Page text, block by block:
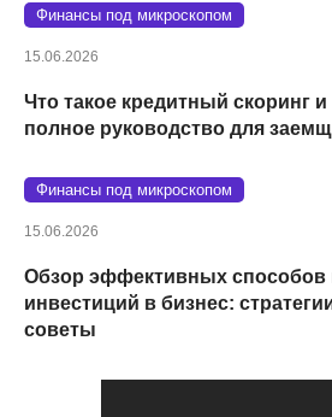
Финансы под микроскопом
15.06.2026
Что такое кредитный скоринг
полное руководство для
Финансы под микроскопом
15.06.2026
Обзор эффективных способов
инвестиций в бизнес:
советы